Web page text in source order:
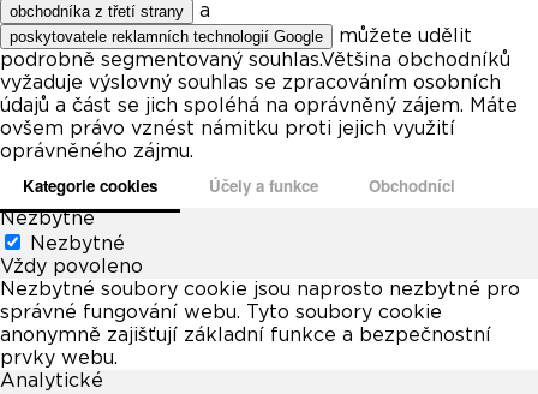
obchodníka z třetí strany a
poskytovatele reklamních technologií Google
můžete udělit
podrobně segmentovaný souhlas.Většina obchodníků
vyžaduje výslovný souhlas se zpracováním osobních
údajů a část se jich spoléhá na oprávněný zájem. Máte
ovšem právo vznést námitku proti jejich využití
oprávněného zájmu.
Kategorie cookies Účely a funkce Obchodníci
Nezbytné
Nezbytné
Vždy povoleno
Nezbytné soubory cookie jsou naprosto nezbytné pro
správné fungování webu. Tyto soubory cookie
anonymně zajišťují základní funkce a bezpečnostní
prvky webu.
Analytické